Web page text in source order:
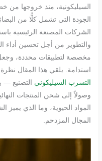
السيليكونية، منذ خروجها من
الجودة التي تشمل كلًّا من
الشركات المصنعة الرئيسية
والتطوير من أجل تحسين أداء
مخصصة لتطبيقات محددة، وجعل
استدامة. يلقي هذا المقال
التسرب السيليكوني التصنيع —
وصولاً إلى شحن المنتجات
المواد الحيوية، وما الذي
المجال المزدحم.